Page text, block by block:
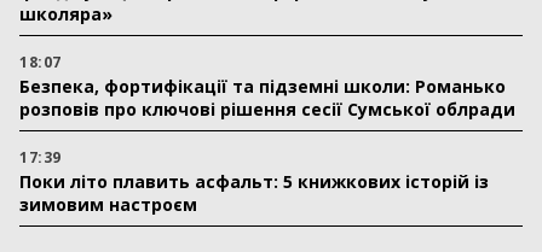
школяра»
18:07
Безпека, фортифікації та підземні школи: Романько
розповів про ключові рішення сесії Сумської облради
17:39
Поки літо плавить асфальт: 5 книжкових історій із
зимовим настроєм